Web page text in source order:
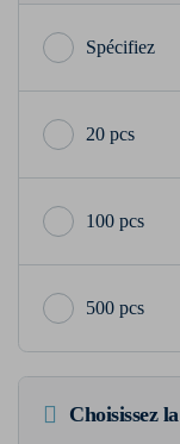
20 pcs
100 pcs
500 pcs
Choisissez